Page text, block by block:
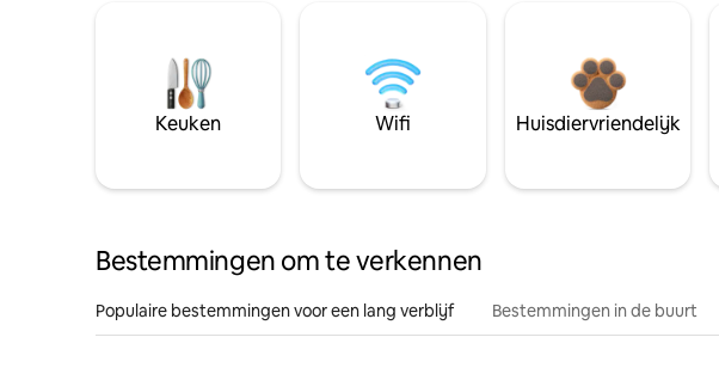
Keuken Wifi Huisdiervriendelijk
Bestemmingen om te verkennen
Populaire bestemmingen voor een lang verblijf Bestemmingen in de buurt